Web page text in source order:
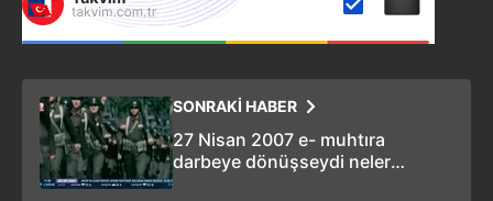
SONRAKİ HABER
27 Nisan 2007 e- muhtıra
darbeye dönüşseydi neler